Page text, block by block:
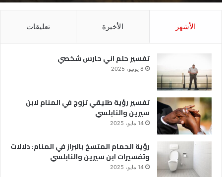
الأشهر الأخيرة تعليقات
تفسير حلم اني حارس شخصي
8 يونيو، 2025
تفسير رؤية طليقي تزوج في المنام لابن
سيرين والنابلسي
14 مايو، 2025
رؤية الحمام المتسخ بالبراز في المنام: دلالات
وتفسيرات ابن سيرين والنابلسي
14 مايو، 2025